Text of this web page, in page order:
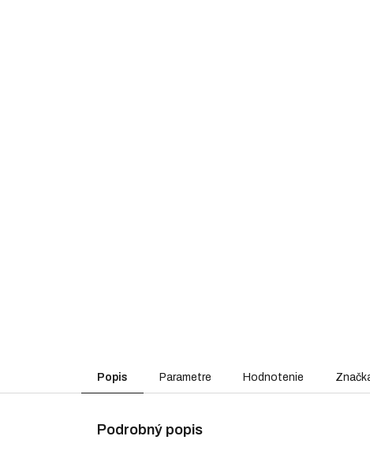
Popis Parametre Hodnotenie
Podrobný popis